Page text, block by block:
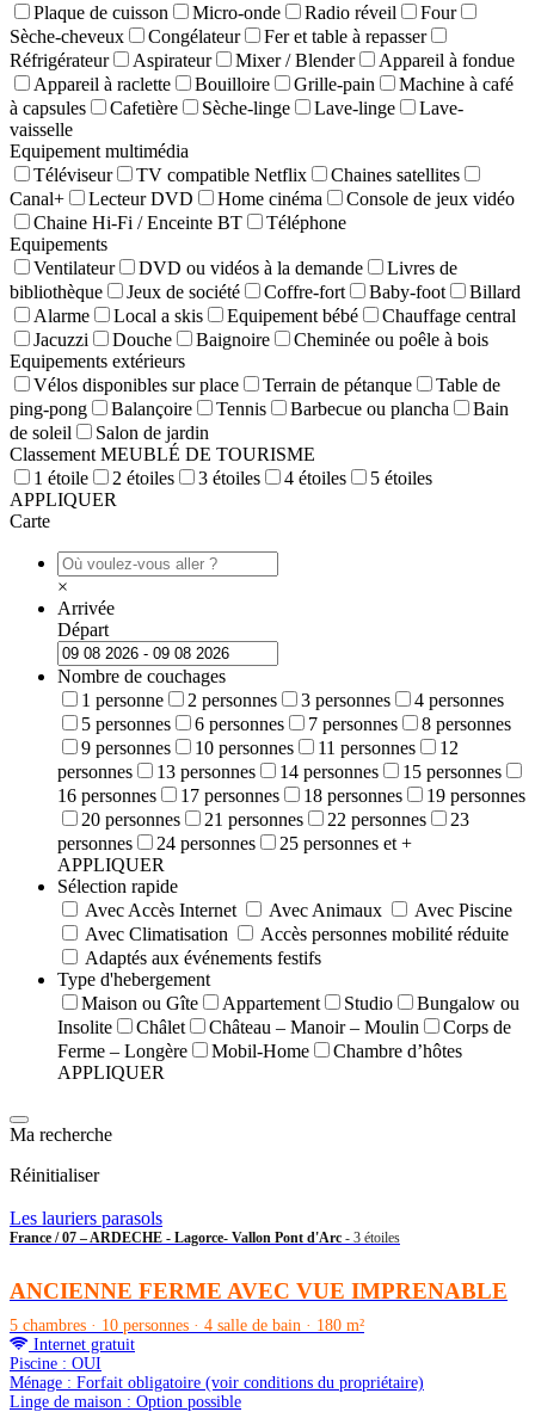
Plaque de cuisson
Micro-onde Radio réveil
Four
Sèche-cheveux
Congélateur
Fer et table à repasser
Réfrigérateur
Aspirateur Mixer / Blender
Appareil à fondue
Appareil à raclette
Bouilloire Grille-pain
Machine à café
à capsules
Cafetière Sèche-linge Lave-linge
Lave-
vaisselle
Equipement multimédia
Téléviseur
TV compatible Netflix
Chaines satellites
Canal+
Lecteur DVD Home cinéma
Console de jeux vidéo
Chaine Hi-Fi / Enceinte BT
Téléphone
Equipements
Ventilateur
DVD ou vidéos à la demande
Livres de
bibliothèque
Jeux de société Coffre-fort Baby-foot
Billard
Alarme
Local a skis Equipement bébé
Chauffage central
Jacuzzi
Douche Baignoire
Cheminée ou poêle à bois
Equipements extérieurs
Vélos disponibles sur place
Terrain de pétanque
Table de
ping-pong
Balançoire Tennis Barbecue ou plancha
Bain
de soleil
Salon de jardin
Classement MEUBLÉ DE TOURISME
1 étoile
2 étoiles 3 étoiles 4 étoiles
5 étoiles
APPLIQUER
Carte
×
Arrivée
Départ
Nombre de couchages
1 personne
2 personnes 3 personnes
4 personnes
5 personnes
6 personnes 7 personnes
8 personnes
9 personnes
10 personnes 11 personnes
12
personnes
13 personnes 14 personnes
15 personnes
16 personnes
17 personnes 18 personnes
19 personnes
20 personnes
21 personnes 22 personnes
23
personnes
24 personnes
25 personnes et +
APPLIQUER
Sélection rapide
Avec Accès Internet
Avec Animaux
Avec Piscine
Avec Climatisation
Accès personnes mobilité réduite
Adaptés aux événements festifs
Type d'hebergement
Maison ou Gîte
Appartement Studio
Bungalow ou
Insolite
Châlet Château – Manoir – Moulin
Corps de
Ferme – Longère
Mobil-Home
Chambre d’hôtes
APPLIQUER
Ma recherche
Réinitialiser
Les lauriers parasols
France / 07 – ARDECHE - Lagorce- Vallon Pont d'Arc - 3 étoiles
ANCIENNE FERME AVEC VUE IMPRENABLE
5 chambres · 10 personnes · 4 salle de bain · 180 m²
Internet gratuit
Piscine : OUI
Ménage : Forfait obligatoire (voir conditions du propriétaire)
Linge de maison : Option possible